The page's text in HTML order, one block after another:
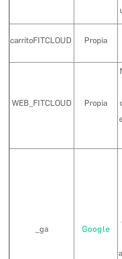
carritoFITCLOUD Propia
WEB_FITCLOUD Propia
_ga Google